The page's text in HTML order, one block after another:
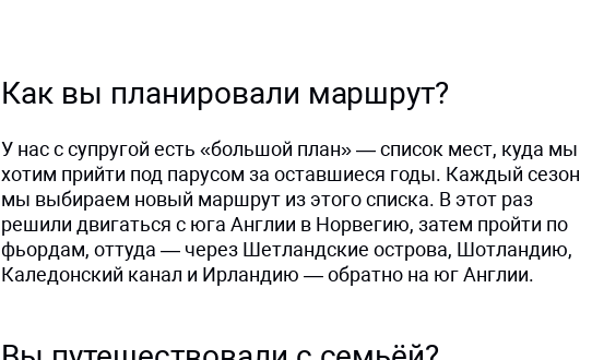
Как вы планировали маршрут?
У нас с супругой есть «большой план» — список мест, куда мы
хотим прийти под парусом за оставшиеся годы. Каждый сезон
мы выбираем новый маршрут из этого списка. В этот раз
решили двигаться с юга Англии в Норвегию, затем пройти по
фьордам, оттуда — через Шетландские острова, Шотландию,
Каледонский канал и Ирландию — обратно на юг Англии.